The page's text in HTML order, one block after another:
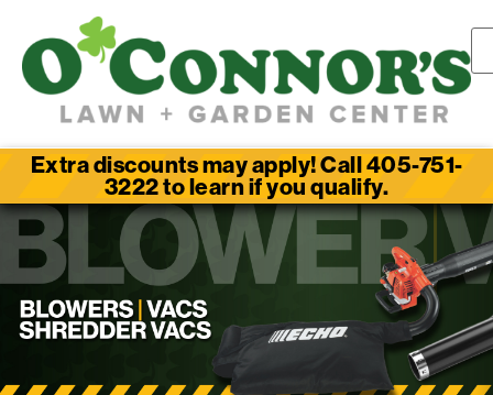
Extra discounts may apply! Call 405-751-
3222 to learn if you qualify.